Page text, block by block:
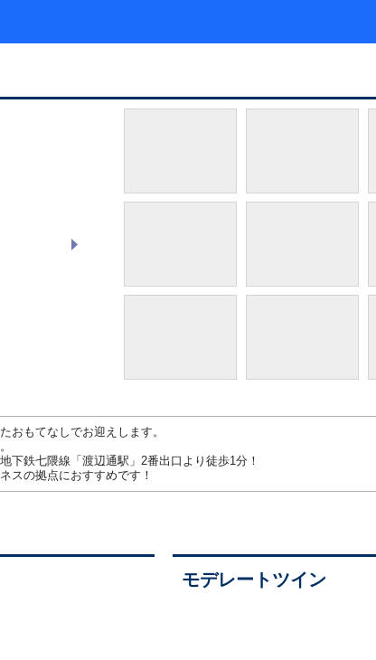
おもてなしでお迎えします。
下鉄七隈線「渡辺通駅」2番出口より徒歩1分！
スの拠点におすすめです！
モデレートツイン